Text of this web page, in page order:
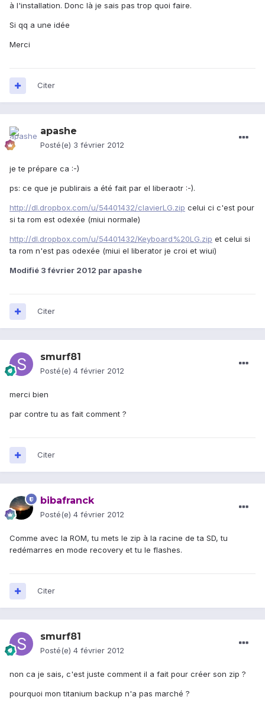
à l'installation. Donc là je sais pas trop quoi faire.
Si qq a une idée
Merci
Citer
apashe
Posté(e) 3 février 2012
je te prépare ca :-)
ps: ce que je publirais a été fait par el liberaotr :-).
http://dl.dropbox.com/u/54401432/clavierLG.zip celui ci c'est pour
si ta rom est odexée (miui normale)
http://dl.dropbox.com/u/54401432/Keyboard%20LG.zip et celui si
ta rom n'est pas odexée (miui el liberator je croi et wiui)
Modifié 3 février 2012 par apashe
Citer
smurf81
Posté(e) 4 février 2012
merci bien
par contre tu as fait comment ?
Citer
bibafranck
Posté(e) 4 février 2012
Comme avec la ROM, tu mets le zip à la racine de ta SD, tu
redémarres en mode recovery et tu le flashes.
Citer
smurf81
Posté(e) 4 février 2012
non ca je sais, c'est juste comment il a fait pour créer son zip ?
pourquoi mon titanium backup n'a pas marché ?